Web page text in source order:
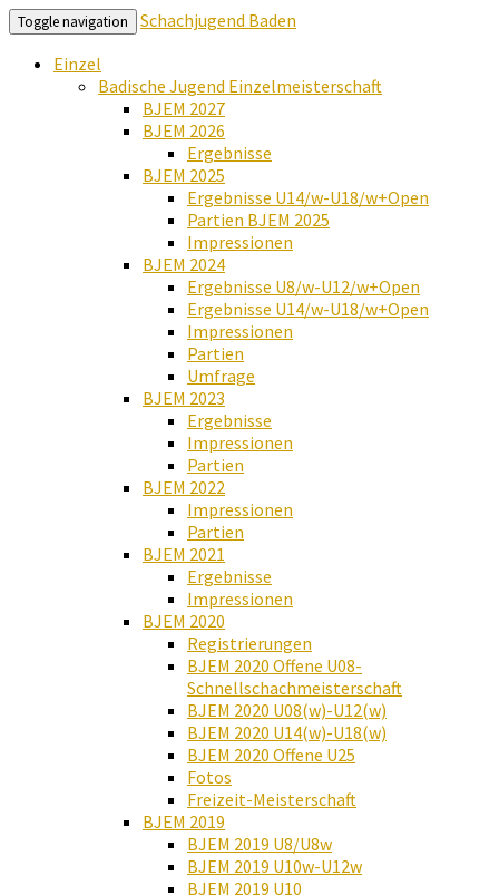
Toggle navigation
Schachjugend Baden
Einzel
Badische Jugend Einzelmeisterschaft
BJEM 2027
BJEM 2026
Ergebnisse
BJEM 2025
Ergebnisse U14/w-U18/w+Open
Partien BJEM 2025
Impressionen
BJEM 2024
Ergebnisse U8/w-U12/w+Open
Ergebnisse U14/w-U18/w+Open
Impressionen
Partien
Umfrage
BJEM 2023
Ergebnisse
Impressionen
Partien
BJEM 2022
Impressionen
Partien
BJEM 2021
Ergebnisse
Impressionen
BJEM 2020
Registrierungen
BJEM 2020 Offene U08-
Schnellschachmeisterschaft
BJEM 2020 U08(w)-U12(w)
BJEM 2020 U14(w)-U18(w)
BJEM 2020 Offene U25
Fotos
Freizeit-Meisterschaft
BJEM 2019
BJEM 2019 U8/U8w
BJEM 2019 U10w-U12w
BJEM 2019 U10